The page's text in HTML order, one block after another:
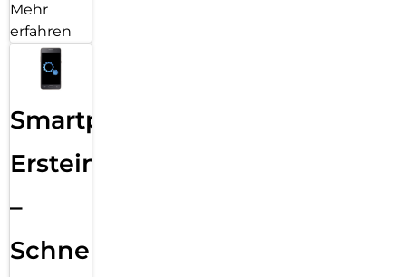
Mehr
erfahren
Smartphone
Ersteinrichtung
–
Schnelle